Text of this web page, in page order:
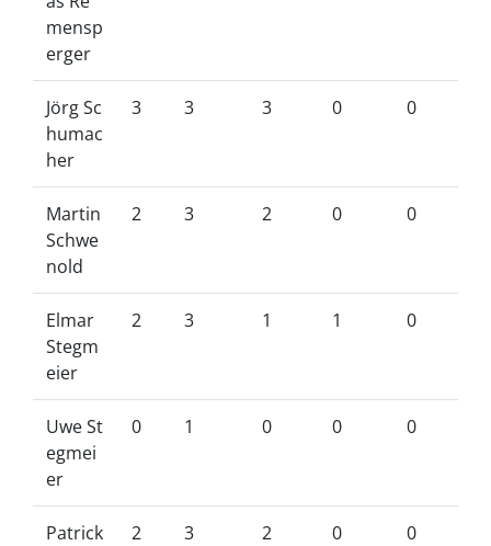
mensp
erger
Jörg Sc
humac
her
3 3 3 0 0
Martin
Schwe
nold
2 3 2 0 0
Elmar
Stegm
eier
2 3 1 1 0
Uwe St
egmei
er
0 1 0 0 0
Patrick
2 3 2 0 0